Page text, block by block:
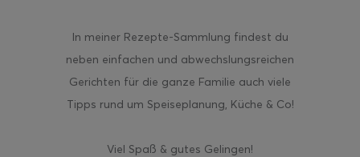
In meiner Rezepte-Sammlung findest du
neben einfachen und abwechslungsreichen
Gerichten für die ganze Familie auch viele
Tipps rund um Speiseplanung, Küche & Co!
Viel Spaß & gutes Gelingen!